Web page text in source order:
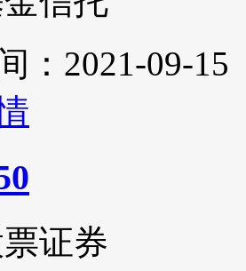
：2021-09-15
证券